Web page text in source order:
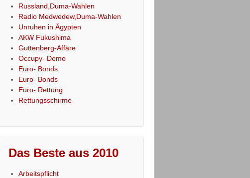
Russland,Duma-Wahlen
Radio Medwedew,Duma-Wahlen
Unruhen in Ägypten
AKW Fukushima
Guttenberg-Affäre
Occupy- Demo
Euro- Bonds
Euro- Bonds
Euro- Rettung
Rettungsschirme
Das Beste aus 2010
Arbeitspflicht